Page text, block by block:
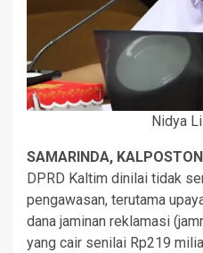
Nidya
SAMARINDA,
DPRD Kaltim dinilai tidak
pengawasan, terutama
dana jaminan reklamasi
yang cair senilai Rp219